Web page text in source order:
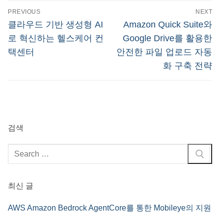
글
탐
색
PREVIOUS
Previous
post:
클라우드 기반 생성형 AI
로 혁신하는 헬스케어 컨
택센터
NEXT
Next
post:
Amazon Quick Suite와
Google Drive를 활용한
안전한 파일 업로드 자동
화 구축 전략
검색
검
색
최신 글
AWS Amazon Bedrock AgentCore를 통한 Mobileye의 지원